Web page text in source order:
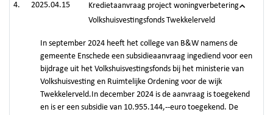
2025.04.15
Kredietaanvraag project woningverbetering
Volkshuisvestingsfonds Twekkelerveld
In september 2024 heeft het college van B&W namens de
gemeente Enschede een subsidieaanvraag ingediend voor een
bijdrage uit het Volkshuisvestingsfonds bij het ministerie van
Volkshuisvesting en Ruimtelijke Ordening voor de wijk
Twekkelerveld.In december 2024 is de aanvraag is toegekend
en is er een subsidie van 10.955.144,--euro toegekend. De